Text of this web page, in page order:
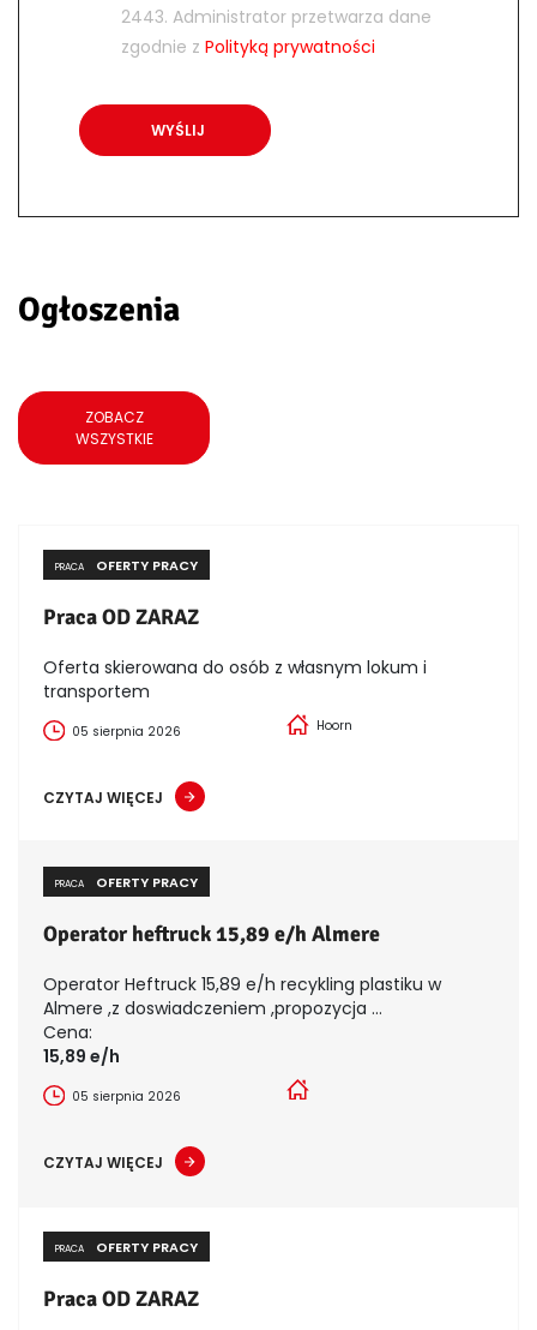
2443. Administrator przetwarza dane
zgodnie z Polityką prywatności
Ogłoszenia
ZOBACZ
WSZYSTKIE
PRACA OFERTY PRACY
Praca OD ZARAZ
Oferta skierowana do osób z własnym lokum i
transportem
05 sierpnia 2026 Hoorn
CZYTAJ WIĘCEJ
PRACA OFERTY PRACY
Operator heftruck 15,89 e/h Almere
Operator Heftruck 15,89 e/h recykling plastiku w
Almere ,z doswiadczeniem ,propozycja ...
Cena:
15,89 e/h
05 sierpnia 2026
CZYTAJ WIĘCEJ
PRACA OFERTY PRACY
Praca OD ZARAZ